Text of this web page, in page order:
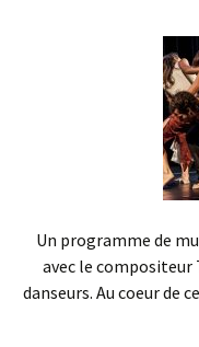
Un programme de
avec le
danseurs. Au coeur de